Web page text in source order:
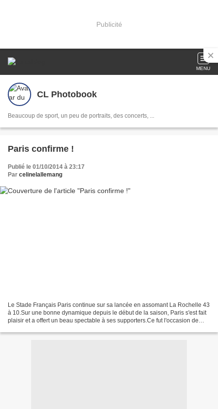
Publicité
MENU
CL Photobook
Beaucoup de sport, un peu de portraits, des concerts, ...
Paris confirme !
Publié le 01/10/2014 à 23:17
Par celinelallemang
Le Stade Français Paris continue sur sa lancée en assomant La Rochelle 43
à 10.Sur une bonne dynamique depuis le début de la saison, Paris s'est fait
plaisir et a offert un beau spectable à ses supporters.Ce fut l'occasion de